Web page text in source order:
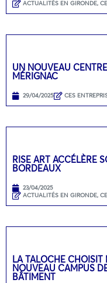
ACTUALITÉS EN GIRONDE,
UN NOUVEAU
MÉRIGNAC
29/04/2025 CES
RISE ART ACCÉLÈRE
BORDEAUX
23/04/2025
ACTUALITÉS EN GIRONDE,
LA TALOCHE CHOISIT
NOUVEAU CAMPUS
BÂTIMENT